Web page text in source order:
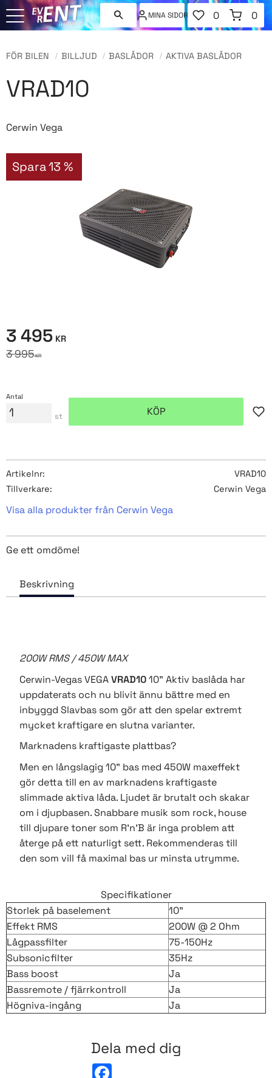
MINA SIDOR
FAVORITER
ANTAL
0
KUNDVAGN
0
FÖR BILEN BILLJUD BASLÅDOR AKTIVA BASLÅDOR
VRAD10
Cerwin Vega
Spara13 %
Nedsatt pris:
3 495 KR
Ordinarie pris:
3 995KR
Antal
st KÖP
Artikelnr
VRAD10
Tillverkare
Cerwin Vega
Visa alla produkter från Cerwin Vega
Ge ett omdöme!
200W RMS / 450W MAX
Cerwin-Vegas VEGAVRAD1010" Aktiv baslåda har
uppdaterats och nu blivit ännu bättre med en
inbyggd Slavbas som gör att den spelar extremt
mycket kraftigare en slutna varianter.
Marknadens kraftigaste plattbas?
Men en långslagig 10" bas med 450W maxeffekt
gör detta till en av marknadens kraftigaste
slimmade aktiva låda. Ljudet är brutalt och skakar
om i djupbasen. Snabbare musik som rock, house
till djupare toner som R'n'B är inga problem att
återge på ett naturligt sett. Rekommenderas till
den som vill få maximal bas ur minsta utrymme.
Specifikationer
Storlek på baselement
10"
Effekt RMS
200W @ 2 Ohm
Lågpassfilter
75-150Hz
Subsonicfilter
35Hz
Bass boost
Ja
Bassremote / fjärrkontroll
Ja
Högniva-ingång
Ja
Dela med dig